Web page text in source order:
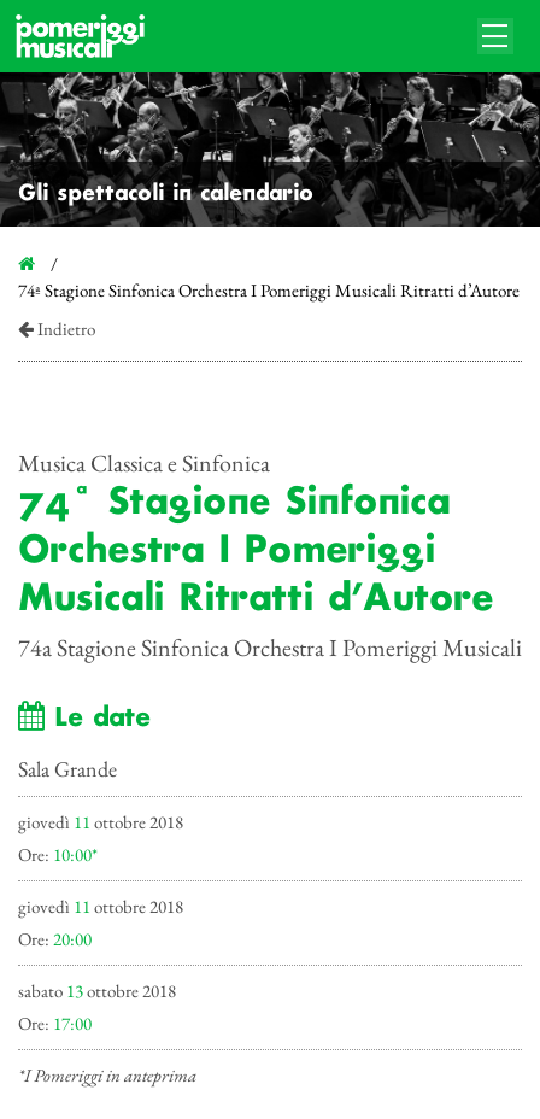
Gli spettacoli in calendario
74ª Stagione Sinfonica Orchestra I Pomeriggi Musicali Ritratti d’Autore
Indietro
Musica Classica e Sinfonica
74ª Stagione Sinfonica
Orchestra I Pomeriggi
Musicali Ritratti d’Autore
74a Stagione Sinfonica Orchestra I Pomeriggi Musicali
Le date
Sala Grande
giovedì 11 ottobre 2018
Ore: 10:00*
giovedì 11 ottobre 2018
Ore: 20:00
sabato 13ottobre 2018
Ore: 17:00
*I Pomeriggi in anteprima